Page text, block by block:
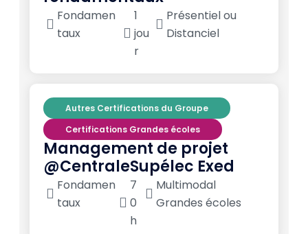
Fondamen
taux
1
jou
r
Présentiel ou
Distanciel
Autres Certifications du Groupe
Certifications Grandes écoles
Management de projet
@CentraleSupélec Exed
Fondamen
taux
7
0
h
Multimodal
Grandes écoles